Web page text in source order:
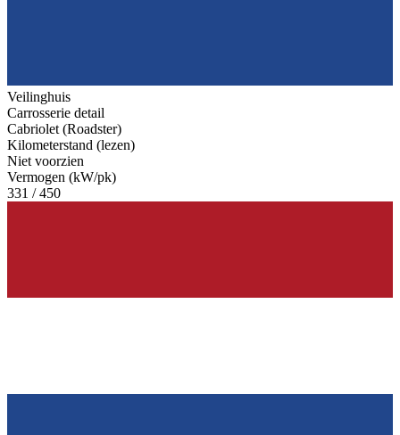
Veilinghuis
Carrosserie detail
Cabriolet (Roadster)
Kilometerstand (lezen)
Niet voorzien
Vermogen (kW/pk)
331 / 450